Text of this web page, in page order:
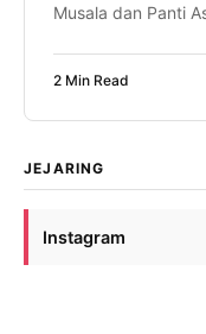
Musala dan Panti
Taufiq, SP, M.Si.
2 Min Read
JEJARING
Instagram